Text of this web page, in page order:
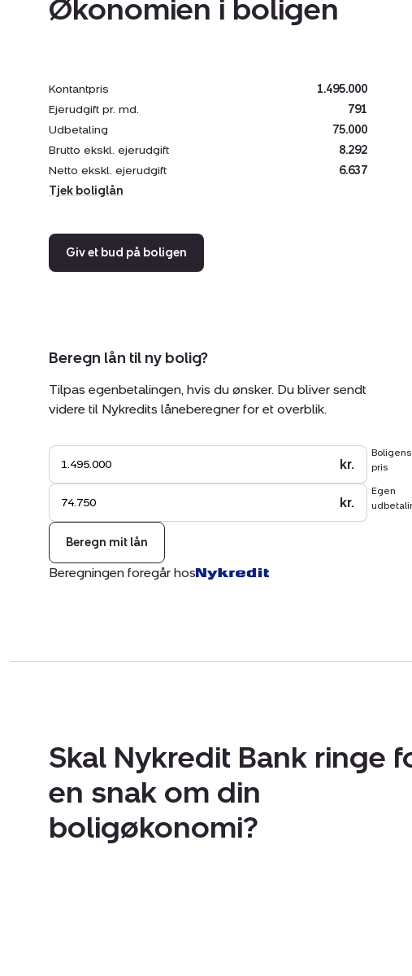
Økonomien i boligen
Kontantpris
1.495.000
Ejerudgift pr. md.
791
Udbetaling
75.000
Brutto ekskl. ejerudgift
8.292
Netto ekskl. ejerudgift
6.637
Tjek boliglån
Giv et bud på boligen
Beregn lån til ny bolig?
Tilpas egenbetalingen, hvis du ønsker. Du bliver sendt
videre til Nykredits låneberegner for et overblik.
Boligens
pris
kr.
Egen
kr.
Beregn mit lån
Beregningen foregår hos
Skal Nykredit Bank ringe
en snak om din
boligøkonomi?